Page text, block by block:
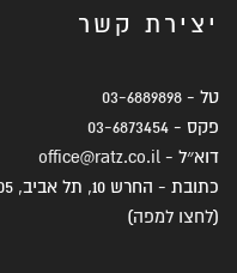
יצירת קשר
טל - 03-6889898
פקס - 03-6873454
דוא״ל - office@ratz.co.il
כתובת - החרש 10, תל אביב, 6761305
(לחצו למפה)